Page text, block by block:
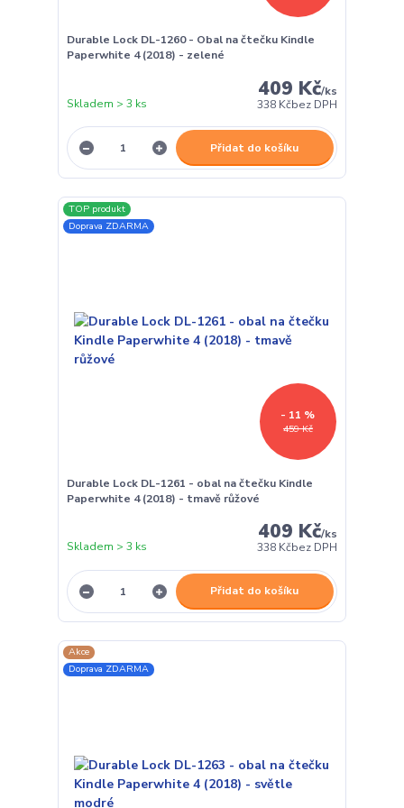
Durable Lock DL-1260 - Obal na čtečku Kindle
Paperwhite 4 (2018) - zelené
409 Kč/ks
338 Kčbez DPH
Skladem > 3 ks
Přidat do košíku
TOP produkt
Doprava ZDARMA
459 Kč
- 11 %
Durable Lock DL-1261 - obal na čtečku Kindle
Paperwhite 4 (2018) - tmavě růžové
409 Kč/ks
338 Kčbez DPH
Skladem > 3 ks
Přidat do košíku
Akce
Doprava ZDARMA